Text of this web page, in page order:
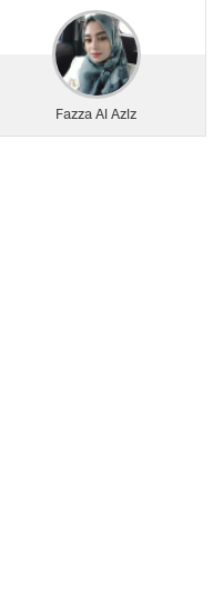
Fazza Al Aziz